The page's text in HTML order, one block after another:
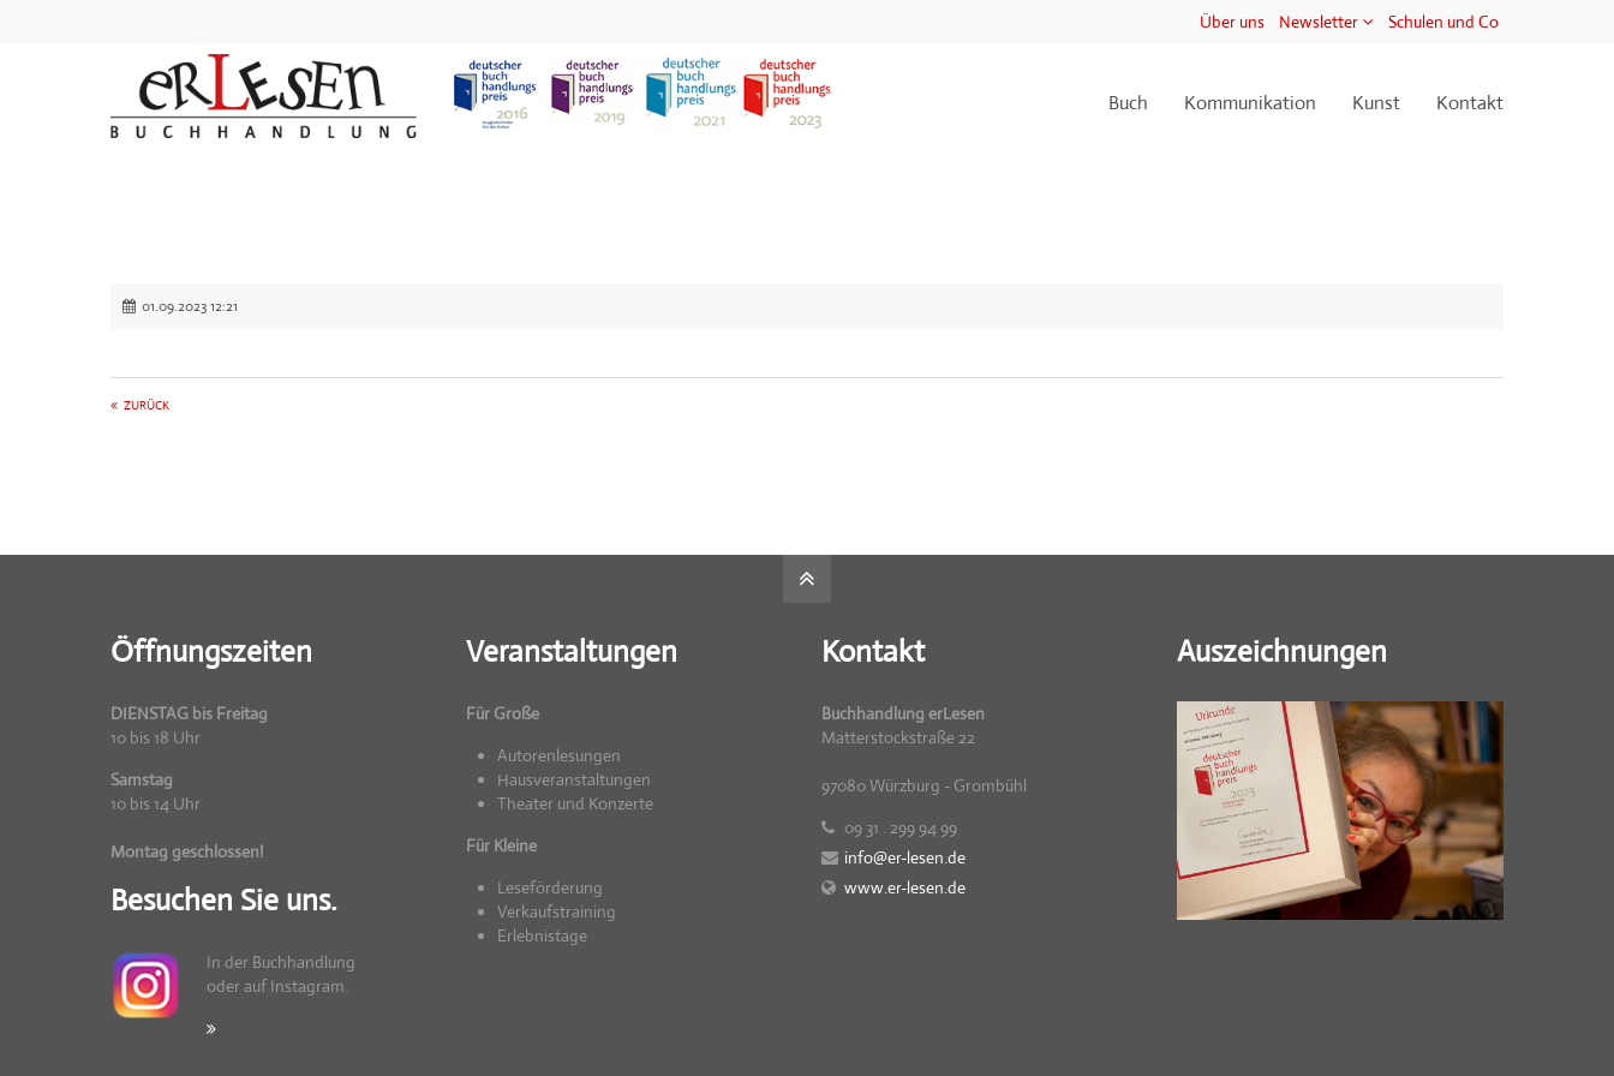
Über uns Newsletter Schulen und Co
Buch Kommunikation Kunst Kontakt
01.09.2023 12:21
ZURÜCK
Öffnungszeiten
DIENSTAG bis Freitag
10 bis 18 Uhr
Samstag
10 bis 14 Uhr
Montag geschlossen!
Besuchen Sie uns.
In der Buchhandlung
oder auf Instagram.
Veranstaltungen
Für Große
Autorenlesungen
Hausveranstaltungen
Theater und Konzerte
Für Kleine
Leseförderung
Verkaufstraining
Erlebnistage
Kontakt
Buchhandlung erLesen
Matterstockstraße 22
97080 Würzburg - Grombühl
09 31 . 299 94 99
info@er-lesen.de
www.er-lesen.de
Auszeichnungen